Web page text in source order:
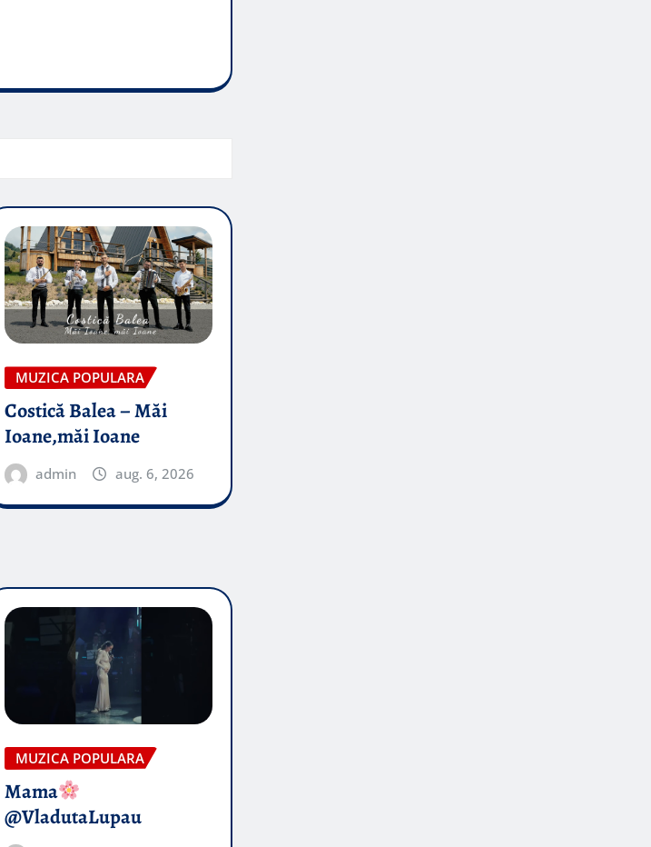
MUZICA POPULARA
Costică Balea – Măi
Ioane,măi Ioane
admin aug. 6, 2026
MUZICA POPULARA
Mama
@VladutaLupau